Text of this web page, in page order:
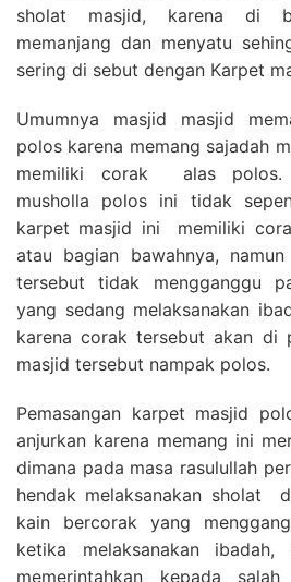
sholat masjid, karena di
memanjang dan menyatu
sering di sebut dengan Karpet
Umumnya masjid masjid
polos karena memang sajadah
memiliki corak alas polos.
musholla polos ini tidak
karpet masjid ini memiliki
atau bagian bawahnya,
tersebut tidak mengganggu
yang sedang melaksanakan
karena corak tersebut akan di
masjid tersebut nampak polos.
Pemasangan karpet masjid
anjurkan karena memang ini
dimana pada masa rasulullah
hendak melaksanakan sholat
kain bercorak yang
ketika melaksanakan
memerintahkan kepada